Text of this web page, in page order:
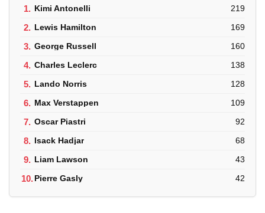
1. Kimi Antonelli 219
2. Lewis Hamilton 169
3. George Russell 160
4. Charles Leclerc 138
5. Lando Norris 128
6. Max Verstappen 109
7. Oscar Piastri 92
8. Isack Hadjar 68
9. Liam Lawson 43
10.Pierre Gasly 42